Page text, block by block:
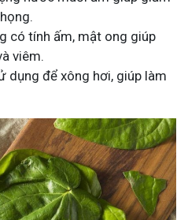
có tính ấm, mật ong giúp
viêm.
dụng để xông hơi, giúp làm